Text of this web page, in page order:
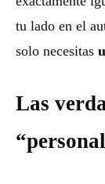
tu lado en el
solo necesitas
Las